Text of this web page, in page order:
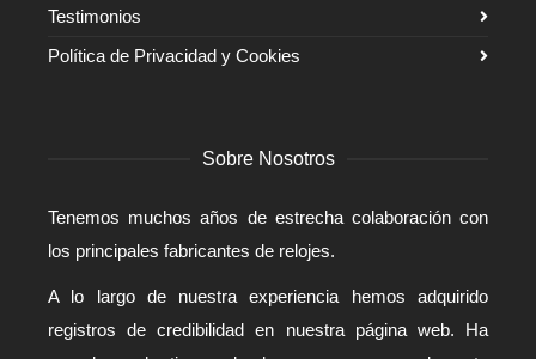
Testimonios
Política de Privacidad y Cookies
Sobre Nosotros
Tenemos muchos años de estrecha colaboración con
los principales fabricantes de relojes.
A lo largo de nuestra experiencia hemos adquirido
registros de credibilidad en nuestra página web. Ha